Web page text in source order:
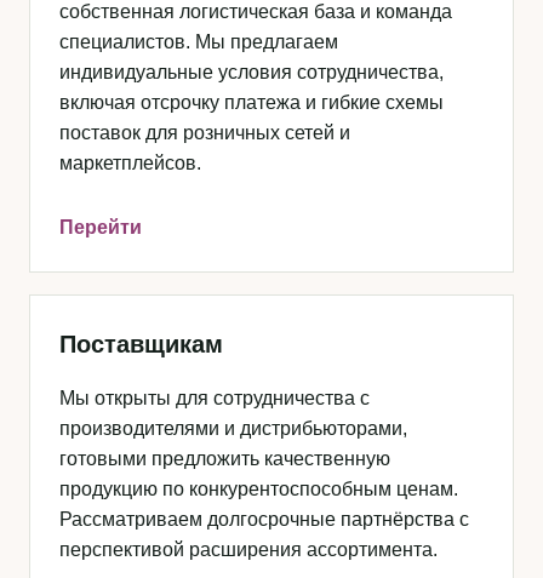
собственная логистическая база и команда
специалистов. Мы предлагаем
индивидуальные условия сотрудничества,
включая отсрочку платежа и гибкие схемы
поставок для розничных сетей и
маркетплейсов.
Перейти
Поставщикам
Мы открыты для сотрудничества с
производителями и дистрибьюторами,
готовыми предложить качественную
продукцию по конкурентоспособным ценам.
Рассматриваем долгосрочные партнёрства с
перспективой расширения ассортимента.